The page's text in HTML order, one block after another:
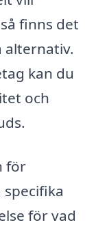
finns det
alternativ.
kan du
och
för
för vad